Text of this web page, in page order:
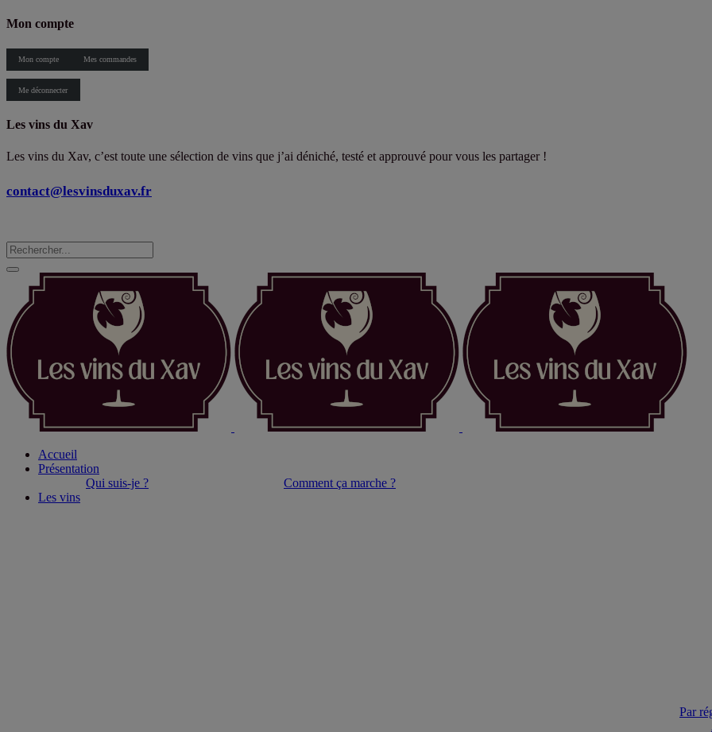
Mon compte
Mon compte Mes commandes
Me déconnecter
Les vins du Xav
Les vins du Xav, c’est toute une sélection de vins que j’ai déniché, testé et approuvé pour vous les partager !
contact@lesvinsduxav.fr
Accueil
Présentation
Qui suis-je ?
Comment ça marche ?
Les vins
Par